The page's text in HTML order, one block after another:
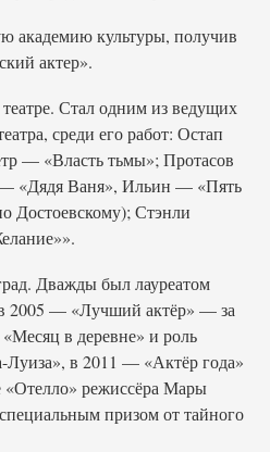
академию культуры, получив
актер».
Стал одним из ведущих
среди его работ: Остап
— «Власть тьмы»; Протасов
«Дядя Ваня», Ильин — «Пять
Достоевскому); Стэнли
Дважды был лауреатом
2005 — «Лучший актёр» — за
в деревне» и роль
Луиза», в 2011 — «Актёр года»
«Отелло» режиссёра Мары
призом от тайного